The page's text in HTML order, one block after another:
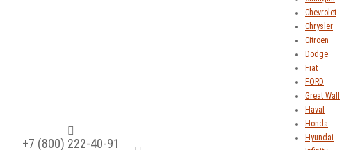
+7 (800) 222-40-91
Chevrolet
Chrysler
Citroen
Dodge
Fiat
FORD
Great Wall
Haval
Honda
Hyundai